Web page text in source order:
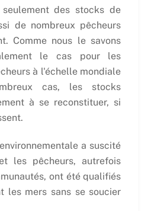
des stocks de
de nombreux pêcheurs
Comme nous le savons
le cas pour les
à l'échelle mondiale
cas, les stocks
à se reconstituer, si
a suscité
les pêcheurs, autrefois
ont été qualifiés
les mers sans se soucier